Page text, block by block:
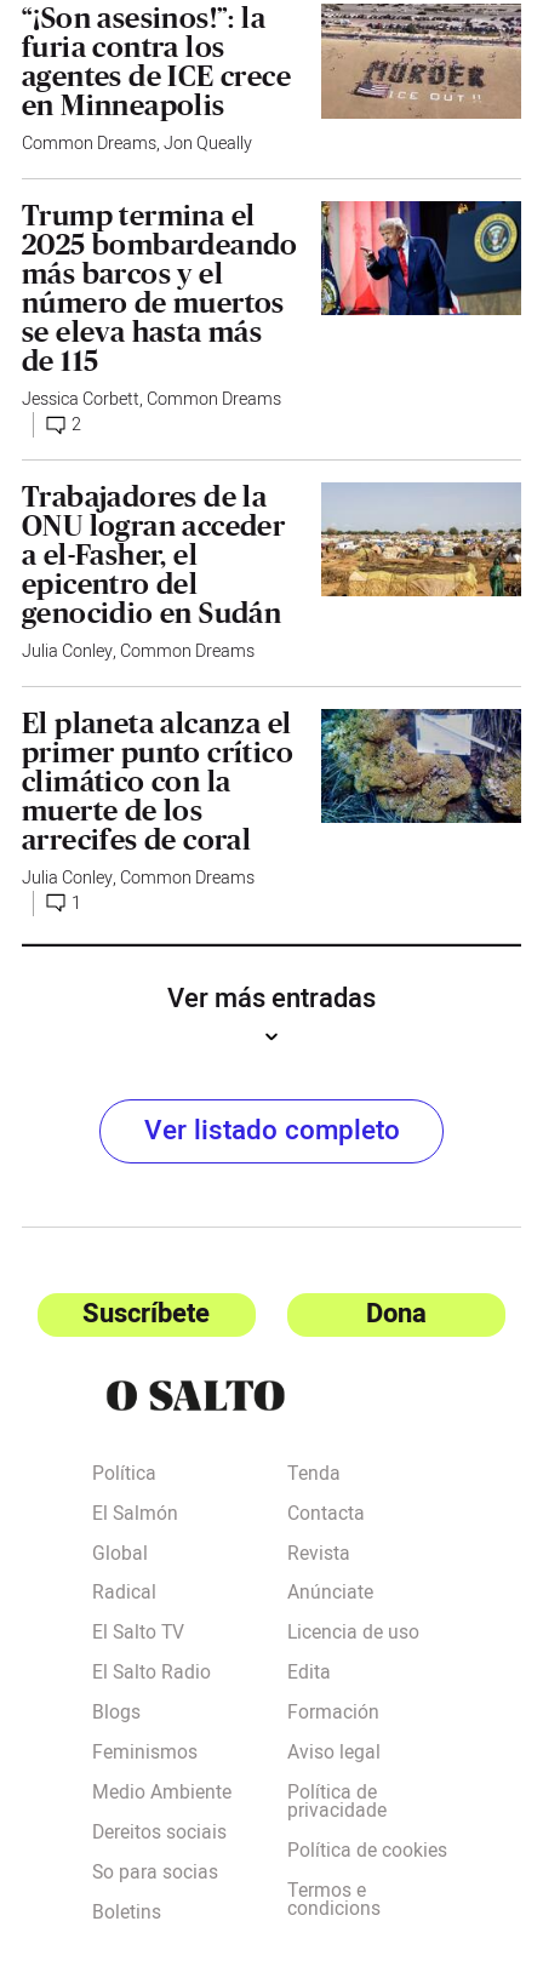
“¡Son asesinos!”: la
furia contra los
agentes de ICE crece
en Minneapolis
Common Dreams,Jon Queally
Trump termina el
2025 bombardeando
más barcos y el
número de muertos
se eleva hasta más
de 115
Jessica Corbett, Common Dreams
2
Trabajadores de la
ONU logran acceder
a el-Fasher, el
epicentro del
genocidio en Sudán
Julia Conley, Common Dreams
El planeta alcanza el
primer punto crítico
climático con la
muerte de los
arrecifes de coral
Julia Conley, Common Dreams
1
Ver más entradas
Ver listado completo
Suscríbete Dona
Política
El Salmón
Global
Radical
El Salto TV
El Salto Radio
Blogs
Feminismos
Medio Ambiente
Dereitos sociais
So para socias
Boletins
Tenda
Contacta
Revista
Anúnciate
Licencia de uso
Edita
Formación
Aviso legal
Política de
privacidade
Política de cookies
Termos e
condicions